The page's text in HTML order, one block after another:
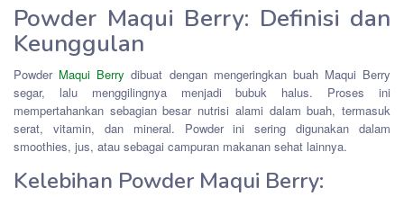
Powder Maqui Berry: Definisi dan
Keunggulan
Powder Maqui Berry dibuat dengan mengeringkan buah Maqui Berry
segar, lalu menggilingnya menjadi bubuk halus. Proses ini
mempertahankan sebagian besar nutrisi alami dalam buah, termasuk
serat, vitamin, dan mineral. Powder ini sering digunakan dalam
smoothies, jus, atau sebagai campuran makanan sehat lainnya.
Kelebihan Powder Maqui Berry: